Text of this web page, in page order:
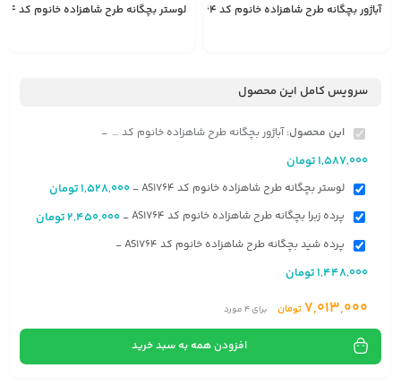
آباژور بچگانه طرح شاهزاده خانوم کد AS1764 لوستر بچگانه طرح شاهزاده خانوم کد AS1764
سرویس کامل این محصول
این محصول:آباژور بچگانه طرح شاهزاده خانوم کد AS1764 -
1,587,000تومان
لوستر بچگانه طرح شاهزاده خانوم کد AS1764 -
1,528,000تومان
پرده زبرا بچگانه طرح شاهزاده خانوم کد AS1764 -
2,450,000تومان
پرده شید بچگانه طرح شاهزاده خانوم کد AS1764 -
1,448,000تومان
7,013,000 تومان برای4مورد
افزودن همه به سبد خرید